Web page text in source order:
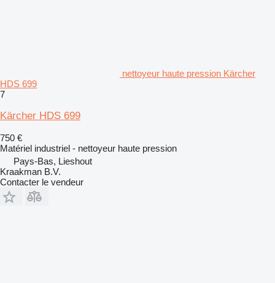
nettoyeur haute pression Kärcher
HDS 699
7
Kärcher HDS 699
750 €
Matériel industriel - nettoyeur haute pression
Pays-Bas, Lieshout
Kraakman B.V.
Contacter le vendeur